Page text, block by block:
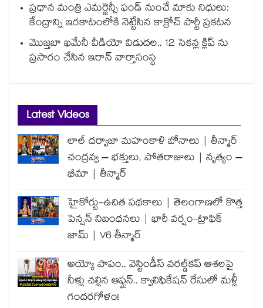
ప్రధాన మంత్రి ఎమర్జెన్సీ ఫండ్ నుంచే మాకు నిధులు:
కేంద్రాన్ని ఇరకాటంలోకి నెట్టేసిన కాక్రోచ్ పార్టీ ప్రకటన
మొజ్తబా ఖమేనీ వీడియో విడుదల.. 12 సెకన్ల క్లిప్ ను
ప్రసారం చేసిన ఇరాన్ వార్తాసంస్థ
Latest Videos
లాల్ దర్వాజా మహంకాళి బోనాలు | తీన్మార్
చంద్రవ్వ – భక్తులు, పోతరాజులు | నృత్యం –
భీమా | తీన్మార్
హైకోర్టు-ఉచిత పథకాలు | తెలంగాణలో కొత్త
పెన్షన్ నిబంధనలు | భారీ వర్షం-ట్రాఫిక్
జామ్ | V6 తీన్మార్
అయ్యో పాపం.. వెస్టిండీస్ వరల్డ్‌కప్ ఆశలపై
నీళ్లు చల్లిన ఆఫ్ఘన్.. క్వాలిఫికేషన్ రేసులో మళ్లీ
గందరగోళం!